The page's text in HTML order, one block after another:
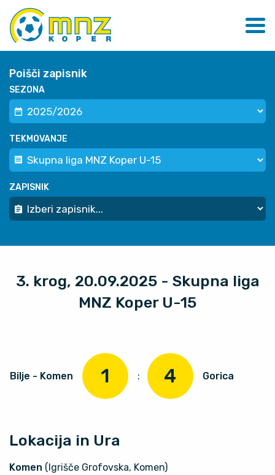
Poišči zapisnik
SEZONA
TEKMOVANJE
ZAPISNIK
3. krog, 20.09.2025 - Skupna liga
MNZ Koper U-15
Bilje - Komen 1 : 4 Gorica
Lokacija in Ura
Komen (Igrišče Grofovska, Komen)